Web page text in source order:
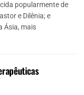
popularmente de
e Dilênia; e
Ásia, mais